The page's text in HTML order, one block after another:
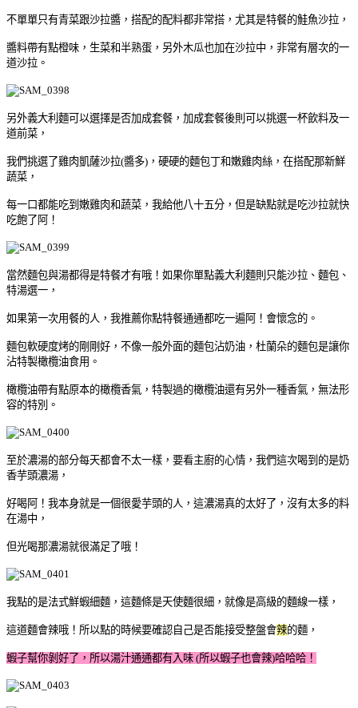
不單單只有青菜跟沙拉醬，搭配的配料都非常搭，尤其是特餐的鮭魚沙拉，
醬料帶有點橙味，生菜和半熟蛋，另外木瓜也加在沙拉中，非常有層次的一
道沙拉。
另外義大利麵可以選擇是否加成套餐，加成套餐後則可以挑選一杯飲料及一
道前菜，
我們挑選了雞肉凱薩沙拉(醬多)，硬硬的麵包丁和嫩雞肉絲，在搭配那新鮮
蔬菜，
每一口都能吃到嫩雞肉和蔬菜，我給他八十五分，但是缺點就是吃沙拉就快
吃飽了阿！
當然麵包與湯都得是特餐才有哦！如果你單點義大利麵則只能沙拉、麵包、
特湯選一，
如果第一次用餐的人，我推薦你點特餐通通都吃一遍阿！會懷念的。
麵包軟硬度烤的剛剛好，不像一般外面的麵包沾奶油，杜蘭朵的麵包是讓你
沾特製橄欖油食用。
橄欖油帶有點原本的橄欖香氣，特製過的橄欖油還有另外一種香氣，無法形
容的特別。
至於濃湯的部分每天都會不太一樣，要看主廚的心情，我們這次喝到的是奶
香芋頭濃湯，
好喝阿！我本身就是一個很愛芋頭的人，這濃湯真的太好了，沒有太多的料
在湯中，
但光喝那濃湯就很滿足了哦！
我點的是法式鮮蝦細麵，這麵條是天使麵很細，就像是高級的麵線一樣，
這道麵會辣哦！所以點的時候要確認自己是否能接受整盤會辣的麵，
蝦子幫你剝好了，所以湯汁通通都有入味 (所以蝦子也會辣)哈哈哈！